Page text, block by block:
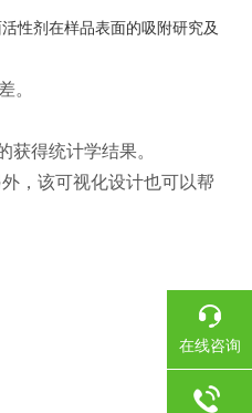
性剂在样品表面的吸附研究及
。
得统计学结果。
，该可视化设计也可以帮
在线咨询